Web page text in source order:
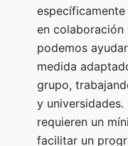
en colaboración
podemos
medida
grupo,
y universidades.
requieren un
facilitar un